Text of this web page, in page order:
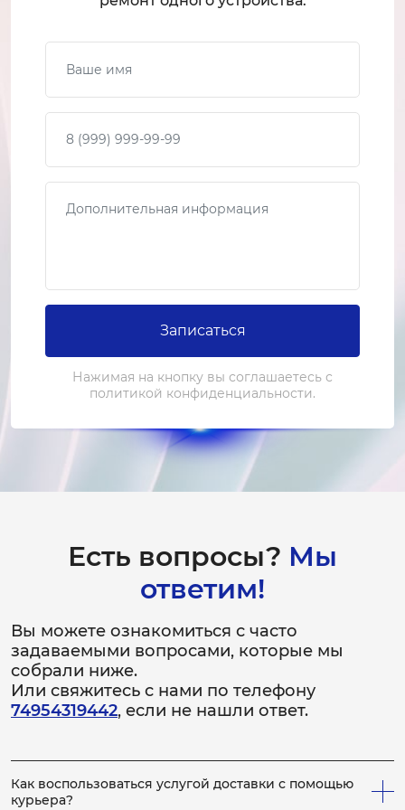
от 2 000 ₽
Ремонт HDMI
1-2 часа
от 1 500 ₽
Замена разъема питания
1-2 часа
1-2 часа
Замена ламп подсветки
Чистка и устранение перегрева
1-2 часа
Замена платы управления
Замена шлейфа
1-1.5 часа
от 2 000 ₽
от 1 500 ₽
Ваше имя
Ваш телефон
Сообщение
Записаться
Нажимая на кнопку вы соглашаетесь с
политикой конфиденциальности.
Есть вопросы? Мы
ответим!
Вы можете ознакомиться с часто
задаваемыми вопросами, которые мы
собрали ниже.
Или свяжитесь с нами по телефону
74954319442, если не нашли ответ.
Как воспользоваться услугой доставки с помощью
курьера?